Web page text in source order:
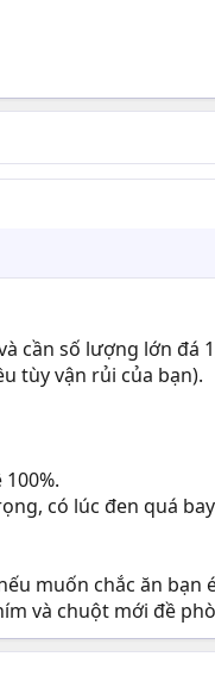
cần số lượng lớn đá
tùy vận rủi của bạn).
có lúc đen quá
muốn chắc ăn bạn
và chuột mới đề